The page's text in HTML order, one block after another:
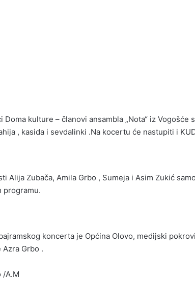
Doma kulture – članovi ansambla „Nota“ iz
, kasida i sevdalinki .Na kocertu će nastupiti i KUD
Alija Zubača, Amila Grbo , Sumeja i Asim Zukić
programu.
koncerta je Općina Olovo, medijski
Azra Grbo .
/A.M